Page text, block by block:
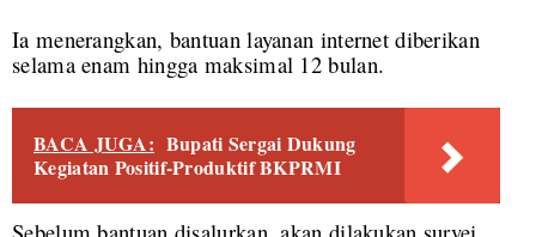
Ia menerangkan, bantuan layanan internet diberikan
selama enam hingga maksimal 12 bulan.
BACA JUGA: Bupati Sergai Dukung
Kegiatan Positif-Produktif BKPRMI